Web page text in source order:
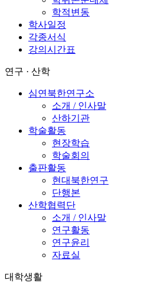
학적변동
학사일정
각종서식
강의시간표
연구 · 산학
심연북한연구소
소개 / 인사말
산하기관
학술활동
현장학습
학술회의
출판활동
현대북한연구
단행본
산학협력단
소개 / 인사말
연구활동
연구윤리
자료실
대학생활